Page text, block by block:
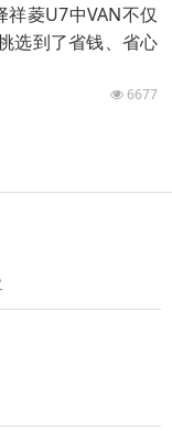
菱U7中VAN不仅
选到了省钱、省心
6677